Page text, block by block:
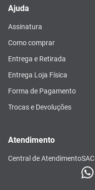
Ajuda
Assinatura
Como comprar
Entrega e Retirada
Entrega Loja Física
Forma de Pagamento
Trocas e Devoluções
Atendimento
Central de AtendimentoSAC